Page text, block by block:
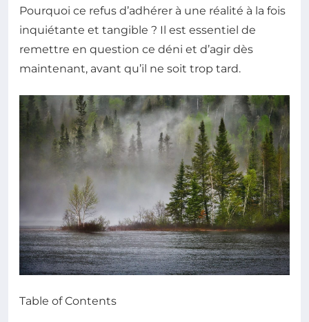
Pourquoi ce refus d’adhérer à une réalité à la fois
inquiétante et tangible ? Il est essentiel de
remettre en question ce déni et d’agir dès
maintenant, avant qu’il ne soit trop tard.
Table of Contents